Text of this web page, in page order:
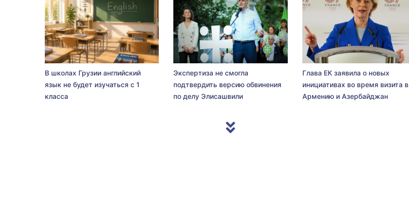
В школах Грузии английский
язык не будет изучаться с 1
класса
Экспертиза не смогла
подтвердить версию обвинения
по делу Элисашвили
Глава ЕК заявила о новых
инициативах во время визита в
Армению и Азербайджан